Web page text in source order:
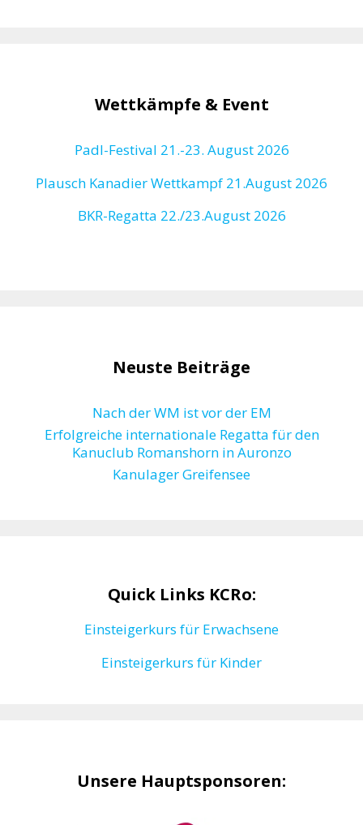
Wettkämpfe & Event
Padl-Festival 21.-23. August 2026
Plausch Kanadier Wettkampf 21.August 2026
BKR-Regatta 22./23.August 2026
Neuste Beiträge
Nach der WM ist vor der EM
Erfolgreiche internationale Regatta für den
Kanuclub Romanshorn in Auronzo
Kanulager Greifensee
Quick Links KCRo:
Einsteigerkurs für Erwachsene
Einsteigerkurs für Kinder
Unsere Hauptsponsoren: